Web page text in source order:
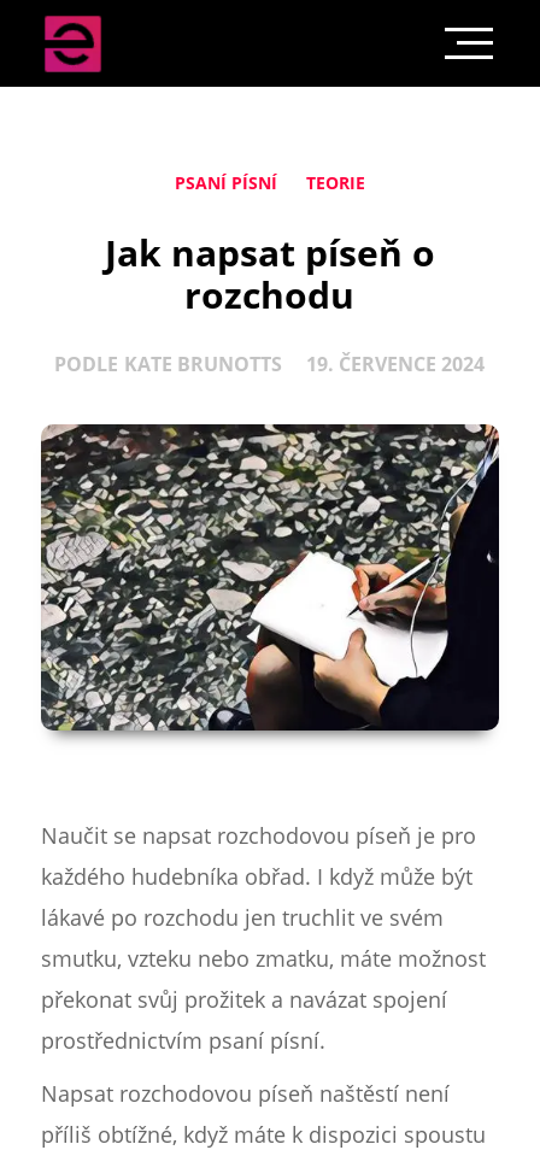
PSANÍ PÍSNÍ TEORIE
Jak napsat píseň o
rozchodu
PODLE KATE BRUNOTTS 19. ČERVENCE 2024
Naučit se napsat rozchodovou píseň je pro
každého hudebníka obřad. I když může být
lákavé po rozchodu jen truchlit ve svém
smutku, vzteku nebo zmatku, máte možnost
překonat svůj prožitek a navázat spojení
prostřednictvím psaní písní.
Napsat rozchodovou píseň naštěstí není
příliš obtížné, když máte k dispozici spoustu